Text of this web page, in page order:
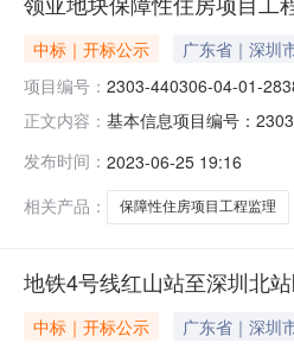
中标｜开标公示
广东省｜深圳
项目编号： 2303-440306-04-01-
正文内容： 基本信息项目编号：
止时间：2023-06-28公
发布时间： 2023-06-25 19:16
相关产品：
保障性住房项目工程监理
地铁4号线红山站至深圳北
中标｜开标公示
广东省｜深圳